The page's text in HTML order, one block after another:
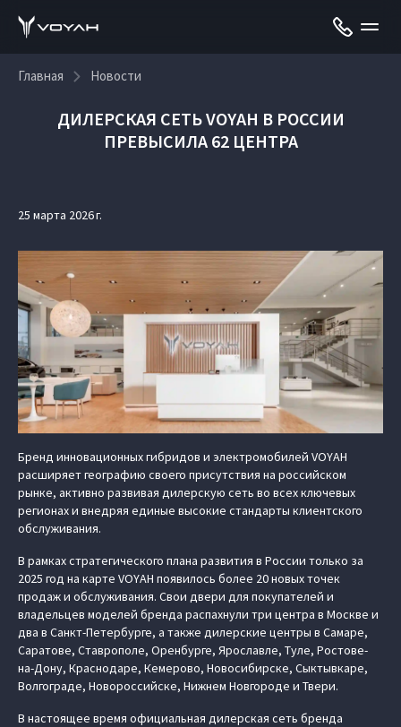
Главная Новости
ДИЛЕРСКАЯ СЕТЬ VOYAH В РОССИИ
ПРЕВЫСИЛА 62 ЦЕНТРА
25 марта 2026 г.
Бренд инновационных гибридов и электромобилей VOYAH
расширяет географию своего присутствия на российском
рынке, активно развивая дилерскую сеть во всех ключевых
регионах и внедряя единые высокие стандарты клиентского
обслуживания.
В рамках стратегического плана развития в России только за
2025 год на карте VOYAH появилось более 20 новых точек
продаж и обслуживания. Свои двери для покупателей и
владельцев моделей бренда распахнули три центра в Москве и
два в Санкт-Петербурге, а также дилерские центры в Самаре,
Саратове, Ставрополе, Оренбурге, Ярославле, Туле, Ростове-
на-Дону, Краснодаре, Кемерово, Новосибирске, Сыктывкаре,
Волгограде, Новороссийске, Нижнем Новгороде и Твери.
В настоящее время официальная дилерская сеть бренда